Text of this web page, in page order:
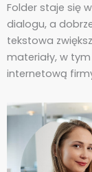
Folder staje się
dialogu, a
tekstowa
materiały, w
internetową